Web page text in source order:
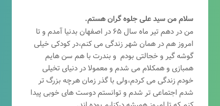
سلام من سید علی جلوه گران هستم.
من در دهم تیر ماه سال ۶۵ در اصفهان بدنیا آمدم و تا
امروز هم در همان شهر زندگی می کنم،در کودکی خیلی
گوشه گیر و خجالتی بودم و بندرت با هم سن هایم
همبازی و همکلام می شدم و معمولا در دنیای تخیلی
خودم زندگی می کردم،ولی با گذر زمان هرچه بزرگ تر
شدم اجتماعی تر شدم و توانستم دوست های خوبی پیدا